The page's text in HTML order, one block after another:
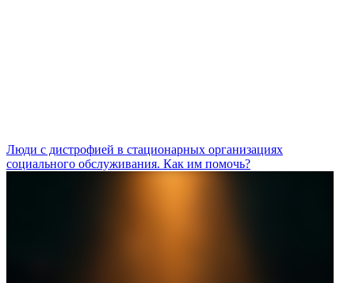
Люди с дистрофией в стационарных организациях
социального обслуживания. Как им помочь?